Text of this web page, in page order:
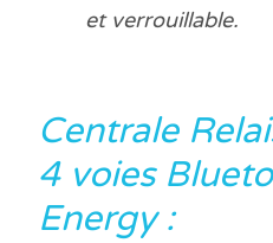
et verrouillable.
Centrale
4 voies
Energy :